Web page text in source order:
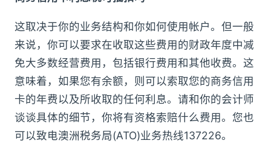
这取决于你的业务结构和你如何使用帐户。但一般
来说，你可以要求在收取这些费用的财政年度中减
免大多数经营费用，包括银行费用和其他收费。这
意味着，如果您有余额，则可以索取您的商务信用
卡的年费以及所收取的任何利息。请和你的会计师
谈谈具体的细节，你将有资格索赔什么费用。您也
可以致电澳洲税务局(ATO)业务热线137226。